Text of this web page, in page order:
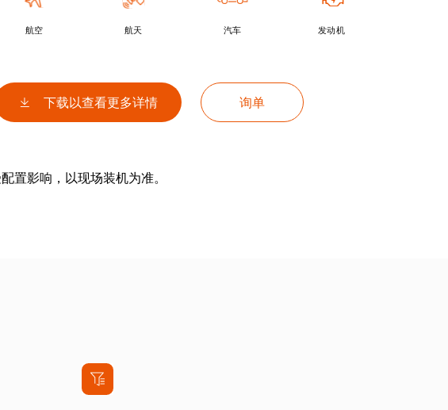
航空 航天 汽车 发动机
下载以查看更多详情
询单
置影响，以现场装机为准。